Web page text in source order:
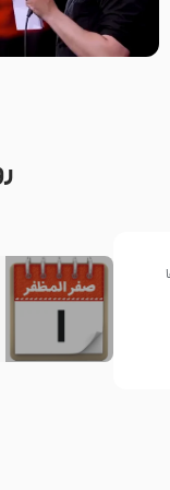
تک ، عبّاس، صاحب
حاج حنیف طاهری –